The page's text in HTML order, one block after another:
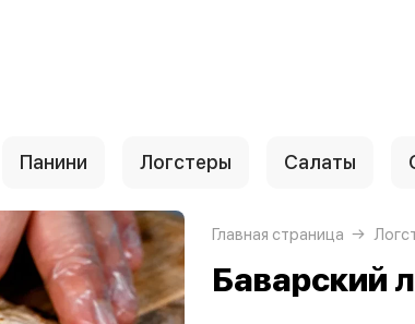
Панини Логстеры Салаты
Главная страница
Баварский